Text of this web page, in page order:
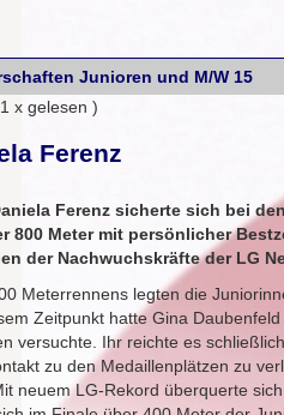
Junioren und M/W 15
x gelesen )
Ferenz
Ferenz sicherte sich bei
800 Meter mit persönlicher
der Nachwuchskräfte der LG
Meterrennens legten die
Zeitpunkt hatte Gina
versuchte. Ihr reichte es
zu den Medaillenplätzen zu
neuem LG-Rekord überquerte